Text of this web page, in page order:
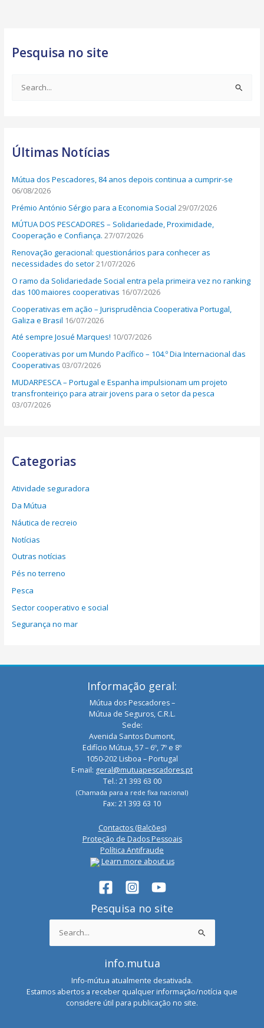
Pesquisa no site
c
f
o
r
:
Últimas Notícias
Mútua dos Pescadores, 84 anos depois continua a cumprir-se
06/08/2026
Prémio António Sérgio para a Economia Social 29/07/2026
MÚTUA DOS PESCADORES – Solidariedade, Proximidade,
Cooperação e Confiança. 27/07/2026
Renovação geracional: questionários para conhecer as
necessidades do setor21/07/2026
O ramo da Solidariedade Social entra pela primeira vez no ranking
das 100 maiores cooperativas 16/07/2026
Cooperativas em ação – Jurisprudência Cooperativa Portugal,
Galiza e Brasil 16/07/2026
Até sempre Josué Marques! 10/07/2026
Cooperativas por um Mundo Pacífico – 104.º Dia Internacional das
Cooperativas 03/07/2026
MUDARPESCA – Portugal e Espanha impulsionam um projeto
transfronteiriço para atrair jovens para o setor da pesca
03/07/2026
Categorias
Atividade seguradora
Da Mútua
Náutica de recreio
Notícias
Outras notícias
Pés no terreno
Pesca
Sector cooperativo e social
Segurança no mar
Informação geral:
Mútua dos Pescadores –
Mútua de Seguros, C.R.L.
Sede:
Avenida Santos Dumont,
Edifício Mútua, 57 – 6º, 7º e 8º
1050-202 Lisboa – Portugal
E-mail: geral@mutuapescadores.pt
Tel.: 21 393 63 00
(Chamada para a rede fixa nacional)
Fax: 21 393 63 10
Contactos (Balcões)
Proteção de Dados Pessoais
Política Antifraude
Learn more about us
Pesquisa no site
Search
for:
info.mutua
Info-mútua atualmente desativada.
Estamos abertos a receber qualquer informação/notícia que
considere útil para publicação no site.